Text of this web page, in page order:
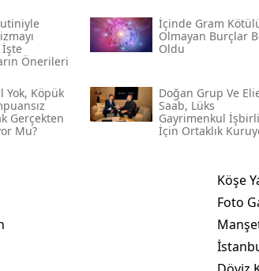
Önerileri
İçinde Gram
Olmayan Burçlar
Oldu
Yok, Köpük
Gerçekten
Mu?
Doğan Grup Ve
Saab, Lüks
Gayrimenkul
İçin Ortaklık
Köşe
Foto